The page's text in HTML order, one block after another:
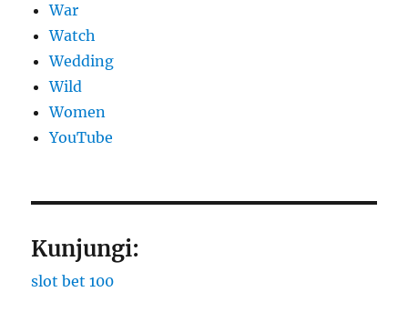
War
Watch
Wedding
Wild
Women
YouTube
Kunjungi:
slot bet 100